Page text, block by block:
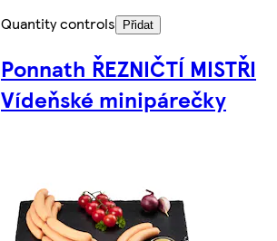
Quantity controls
Přidat
Ponnath ŘEZNIČTÍ MISTŘI
Vídeňské minipárečky